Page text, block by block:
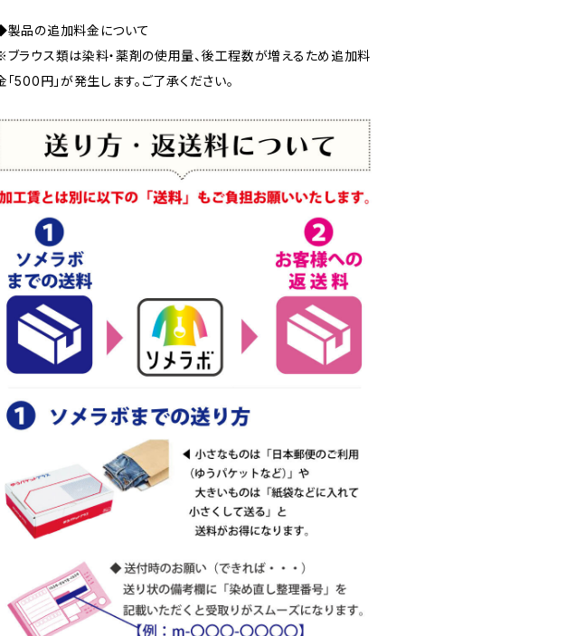
品の追加料金について
ブラウス類は染料・薬剤の使用量、後工程数が増えるため追加料
「500円」が発生します。ご了承ください。